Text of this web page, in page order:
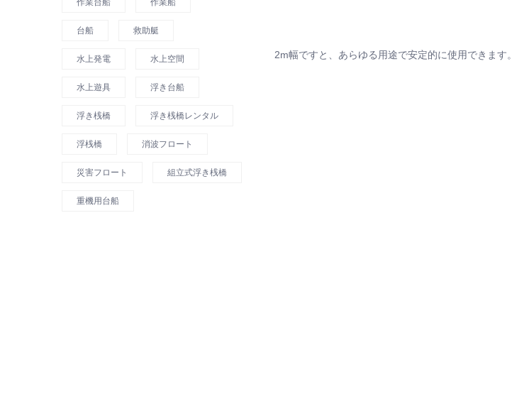
作業台船 作業船
台船 救助艇
水上発電 水上空間
水上遊具 浮き台船
浮き桟橋 浮き桟橋レンタル
浮桟橋 消波フロート
災害フロート 組立式浮き桟橋
重機用台船
2m幅ですと、あらゆる用途で安定的に使用できます。